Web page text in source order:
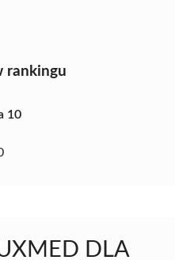
rankingu
10
DLA